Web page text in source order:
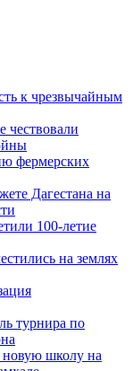
к чрезвычайным
чествовали
фермерских
Дагестана на
100-летие
на землях
турнира по
новую школу на